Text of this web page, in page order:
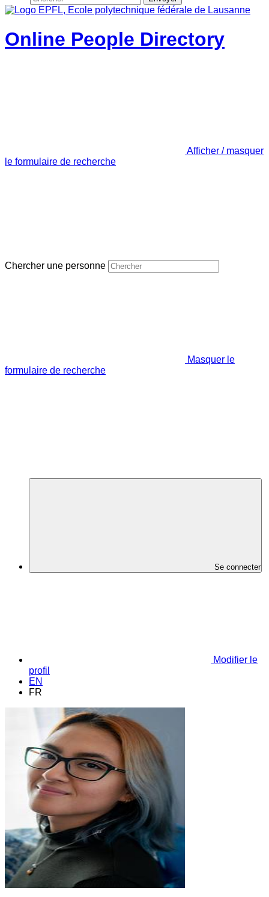
Online People Directory
Afficher / masquer
le formulaire de recherche
Chercher une personne
Masquer le
formulaire de recherche
Se connecter
Modifier le
profil
EN
FR